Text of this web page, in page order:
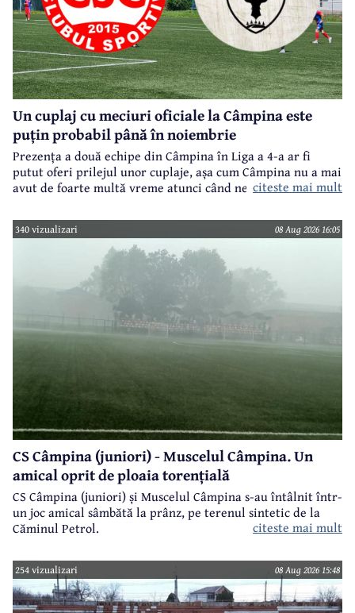
Un cuplaj cu meciuri oficiale la Câmpina este
puțin probabil până în noiembrie
Prezența a două echipe din Câmpina în Liga a 4-a ar fi
putut oferi prilejul unor cuplaje, așa cum Câmpina nu a mai
avut de foarte multă vreme atunci când ne referim la
citeste mai mult
340 vizualizari 08 Aug 2026 16:05
CS Câmpina (juniori) - Muscelul Câmpina. Un
amical oprit de ploaia torențială
CS Câmpina (juniori) și Muscelul Câmpina s-au întâlnit într-
un joc amical sâmbătă la prânz, pe terenul sintetic de la
Căminul Petrol.
citeste mai mult
254 vizualizari 08 Aug 2026 15:48